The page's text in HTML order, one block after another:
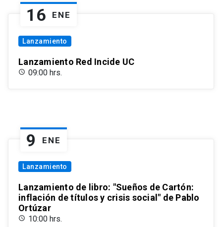
16 ENE
Lanzamiento
Lanzamiento Red Incide UC
09:00 hrs.
9 ENE
Lanzamiento
Lanzamiento de libro: "Sueños de Cartón:
inflación de títulos y crisis social" de Pablo
Ortúzar
10:00 hrs.